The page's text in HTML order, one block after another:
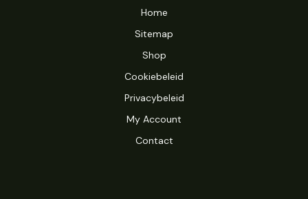
Home
Sitemap
Shop
Cookiebeleid
Privacybeleid
My Account
Contact